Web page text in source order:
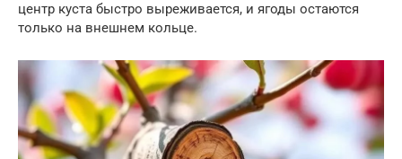
центр куста быстро выреживается, и ягоды остаются
только на внешнем кольце.